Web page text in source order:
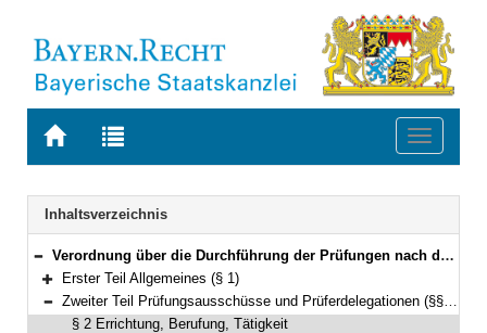
Zur
BAYERN.RECHT
Zur
letzten
Suche
Toggle
Navigation
Inhaltsverzeichnis
Bereich reduzieren
Verordnung über die Durchführung der Prüfungen nach dem Berufsbildungsgesetz im Geschäftsbereich des Bayerischen Staatsministeriums für Ernährung, Landwirtschaft, Forsten und Tourismus (Prüfungsordnung Berufsbildung – Landwirtschaft und Hauswirtschaft – LHBPO) Vom 3. Dezember 2003 (GVBl. S. 906) BayRS 7803-21-L (§§ 1–14)
Bereich erweitern
Erster Teil Allgemeines (§ 1)
Bereich reduzieren
Zweiter Teil Prüfungsausschüsse und Prüferdelegationen (§§ 2–3)
§ 2 Errichtung, Berufung, Tätigkeit